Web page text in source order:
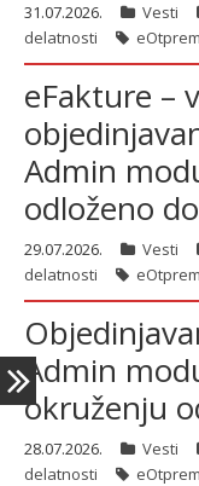
latinica
31.07.2026. Vesti
delatnosti
eFakture –
Admin
odloženo
29.07.2026. Vesti
delatnosti
Admin
okruženju
28.07.2026. Vesti
delatnosti